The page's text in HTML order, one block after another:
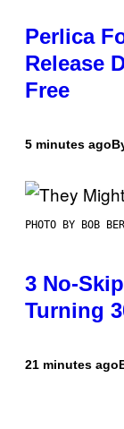
Perlica
Release
Free
5 minutes ago
PHOTO BY BOB
3 No-
Turning
21 minutes ago